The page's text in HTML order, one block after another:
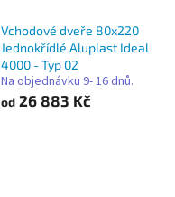
Vchodové dveře 80x220
Jednokřídlé Aluplast Ideal
4000 - Typ 02
Na objednávku 9- 16 dnů.
od 26 883 Kč